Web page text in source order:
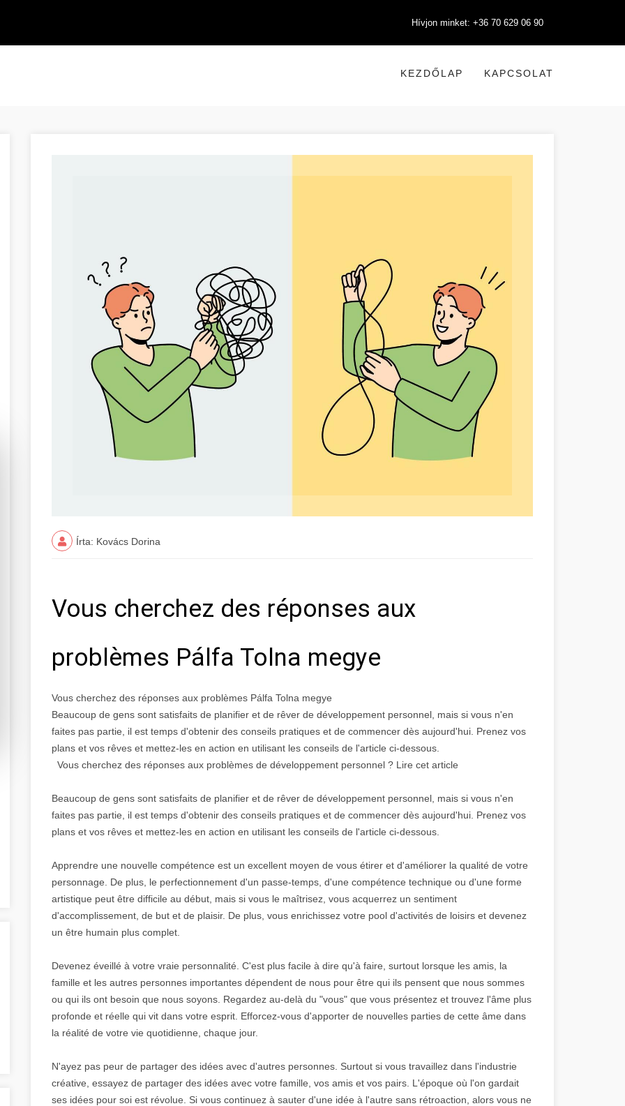
Hívjon minket: +36 70 629 06 90
KEZDŐLAP KAPCSOLAT
Írta: Kovács Dorina
Vous cherchez des réponses aux
problèmes Pálfa Tolna megye
Vous cherchez des réponses aux problèmes Pálfa Tolna megye
Beaucoup de gens sont satisfaits de planifier et de rêver de développement personnel, mais si vous n'en
faites pas partie, il est temps d'obtenir des conseils pratiques et de commencer dès aujourd'hui. Prenez vos
plans et vos rêves et mettez-les en action en utilisant les conseils de l'article ci-dessous.
Vous cherchez des réponses aux problèmes de développement personnel ? Lire cet article
Beaucoup de gens sont satisfaits de planifier et de rêver de développement personnel, mais si vous n'en
faites pas partie, il est temps d'obtenir des conseils pratiques et de commencer dès aujourd'hui. Prenez vos
plans et vos rêves et mettez-les en action en utilisant les conseils de l'article ci-dessous.
Apprendre une nouvelle compétence est un excellent moyen de vous étirer et d'améliorer la qualité de votre
personnage. De plus, le perfectionnement d'un passe-temps, d'une compétence technique ou d'une forme
artistique peut être difficile au début, mais si vous le maîtrisez, vous acquerrez un sentiment
d'accomplissement, de but et de plaisir. De plus, vous enrichissez votre pool d'activités de loisirs et devenez
un être humain plus complet.
Devenez éveillé à votre vraie personnalité. C'est plus facile à dire qu'à faire, surtout lorsque les amis, la
famille et les autres personnes importantes dépendent de nous pour être qui ils pensent que nous sommes
ou qui ils ont besoin que nous soyons. Regardez au-delà du "vous" que vous présentez et trouvez l'âme plus
profonde et réelle qui vit dans votre esprit. Efforcez-vous d'apporter de nouvelles parties de cette âme dans
la réalité de votre vie quotidienne, chaque jour.
N'ayez pas peur de partager des idées avec d'autres personnes. Surtout si vous travaillez dans l'industrie
créative, essayez de partager des idées avec votre famille, vos amis et vos pairs. L'époque où l'on gardait
ses idées pour soi est révolue. Si vous continuez à sauter d'une idée à l'autre sans rétroaction, alors vous ne